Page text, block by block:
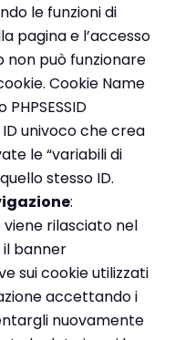
le funzioni di
pagina e l’accesso
non può funzionare
Cookie Name
univoco che crea
le “variabili di
stesso ID.
:
rilasciato nel
il banner
sui cookie utilizzati
accettando i
nuovamente